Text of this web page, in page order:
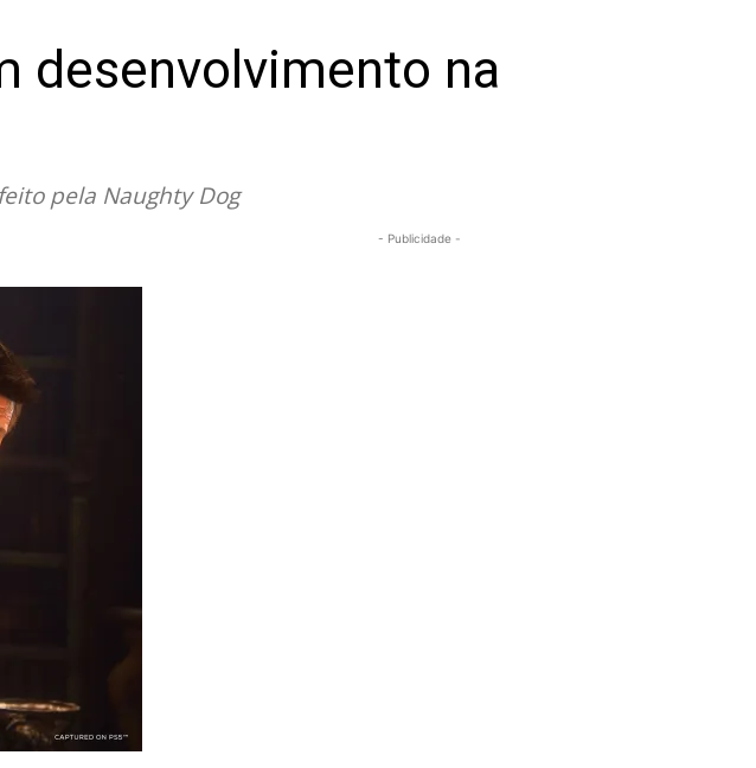
desenvolvimento na
pela Naughty Dog
- Publicidade -